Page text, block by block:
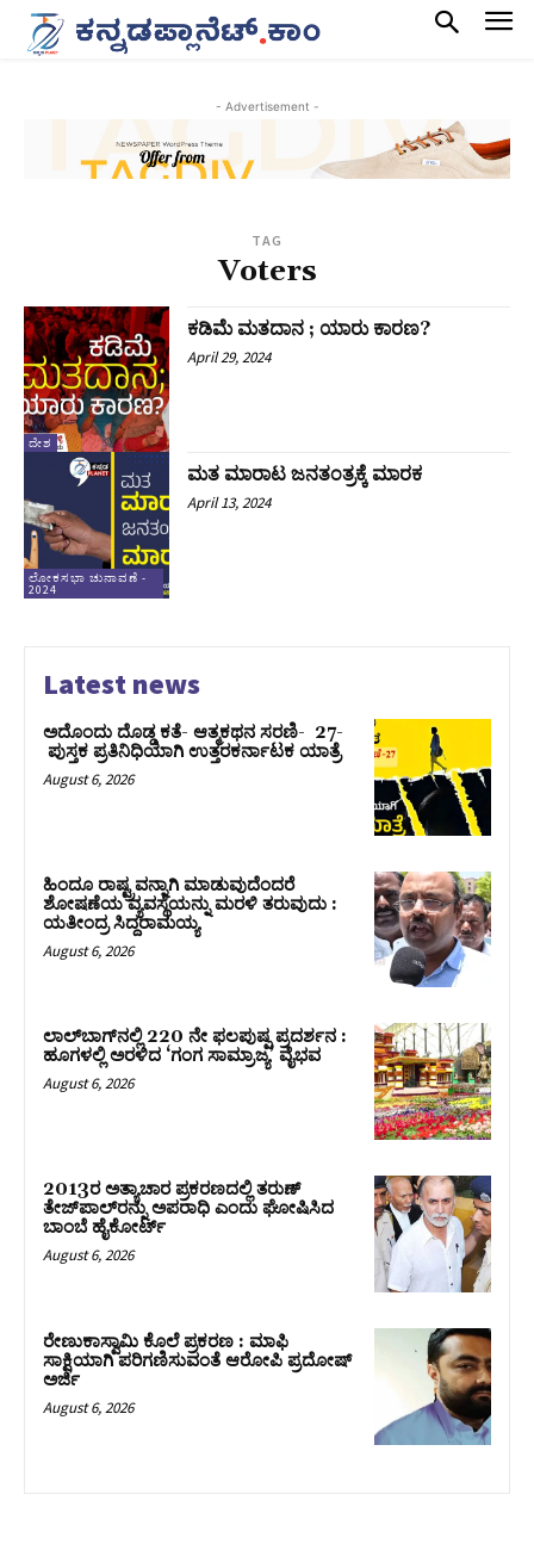
- Advertisement -
TAG
Voters
ದೇಶ
ಕಡಿಮೆ ಮತದಾನ ; ಯಾರು ಕಾರಣ?
April 29, 2024
ಲೋಕಸಭಾ ಚುನಾವಣೆ -
2024
ಮತ ಮಾರಾಟ ಜನತಂತ್ರಕ್ಕೆ ಮಾರಕ
April 13, 2024
Latest news
ಅದೊಂದು ದೊಡ್ಡ ಕತೆ- ಆತ್ಮಕಥನ ಸರಣಿ- 27-
ಪುಸ್ತಕ ಪ್ರತಿನಿಧಿಯಾಗಿ ಉತ್ತರಕರ್ನಾಟಕ ಯಾತ್ರೆ
August 6, 2026
ಹಿಂದೂ ರಾಷ್ಟ್ರವನ್ನಾಗಿ ಮಾಡುವುದೆಂದರೆ
ಶೋಷಣೆಯ ವ್ಯವಸ್ಥೆಯನ್ನು ಮರಳಿ ತರುವುದು :
ಯತೀಂದ್ರ ಸಿದ್ದರಾಮಯ್ಯ
August 6, 2026
ಲಾಲ್‍ಬಾಗ್‍ನಲ್ಲಿ 220 ನೇ ಫಲಪುಷ್ಪ ಪ್ರದರ್ಶನ :
ಹೂಗಳಲ್ಲಿ ಅರಳಿದ ‘ಗಂಗ ಸಾಮ್ರಾಜ್ಯ’ ವೈಭವ
August 6, 2026
2013ರ ಅತ್ಯಾಚಾರ ಪ್ರಕರಣದಲ್ಲಿ ತರುಣ್
ತೇಜ್‌ಪಾಲ್‌ರನ್ನು ಅಪರಾಧಿ ಎಂದು ಘೋಷಿಸಿದ
ಬಾಂಬೆ ಹೈಕೋರ್ಟ್
August 6, 2026
ರೇಣುಕಾಸ್ವಾಮಿ ಕೊಲೆ ಪ್ರಕರಣ : ಮಾಫಿ
ಸಾಕ್ಷಿಯಾಗಿ ಪರಿಗಣಿಸುವಂತೆ ಆರೋಪಿ ಪ್ರದೋಷ್‌
ಅರ್ಜಿ
August 6, 2026